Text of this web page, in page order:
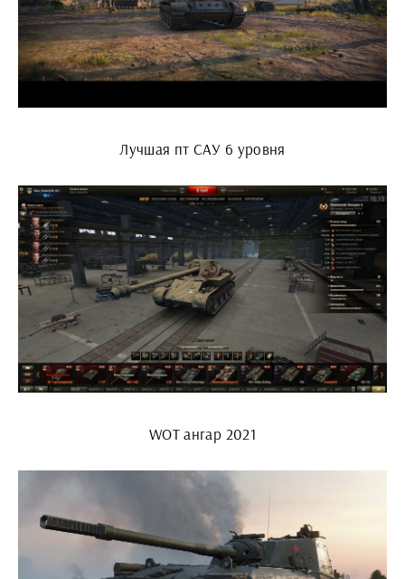
Лучшая пт САУ 6 уровня
WOT ангар 2021